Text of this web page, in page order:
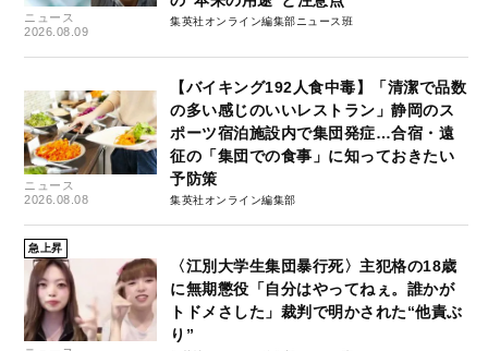
ニュース
2026.08.09
集英社オンライン編集部ニュース班
ニュース
2026.08.08
【バイキング192人食中毒】「清潔で品数
の多い感じのいいレストラン」静岡のス
ポーツ宿泊施設内で集団発症…合宿・遠
征の「集団での食事」に知っておきたい
予防策
集英社オンライン編集部
急上昇
〈江別大学生集団暴行死〉主犯格の18歳
に無期懲役「自分はやってねぇ。誰かが
トドメさした」裁判で明かされた“他責ぶ
り”